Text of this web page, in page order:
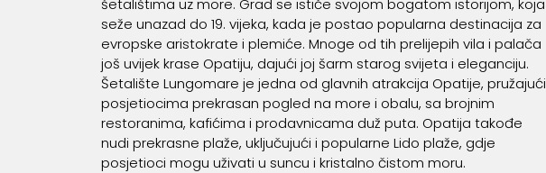
šetalištima uz more. Grad se ističe svojom bogatom istorijom, koja
seže unazad do 19. vijeka, kada je postao popularna destinacija za
evropske aristokrate i plemiće. Mnoge od tih prelijepih vila i palača
još uvijek krase Opatiju, dajući joj šarm starog svijeta i eleganciju.
Šetalište Lungomare je jedna od glavnih atrakcija Opatije, pružajući
posjetiocima prekrasan pogled na more i obalu, sa brojnim
restoranima, kafićima i prodavnicama duž puta. Opatija takođe
nudi prekrasne plaže, uključujući i popularne Lido plaže, gdje
posjetioci mogu uživati u suncu i kristalno čistom moru.